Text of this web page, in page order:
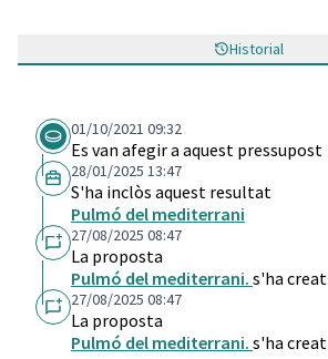
Historial
01/10/2021 09:32
Es van afegir a aquest pressupost
28/01/2025 13:47
S'ha inclòs aquest resultat
Pulmó del mediterrani
27/08/2025 08:47
La proposta
Pulmó del mediterrani. s'ha creat
27/08/2025 08:47
La proposta
Pulmó del mediterrani. s'ha creat